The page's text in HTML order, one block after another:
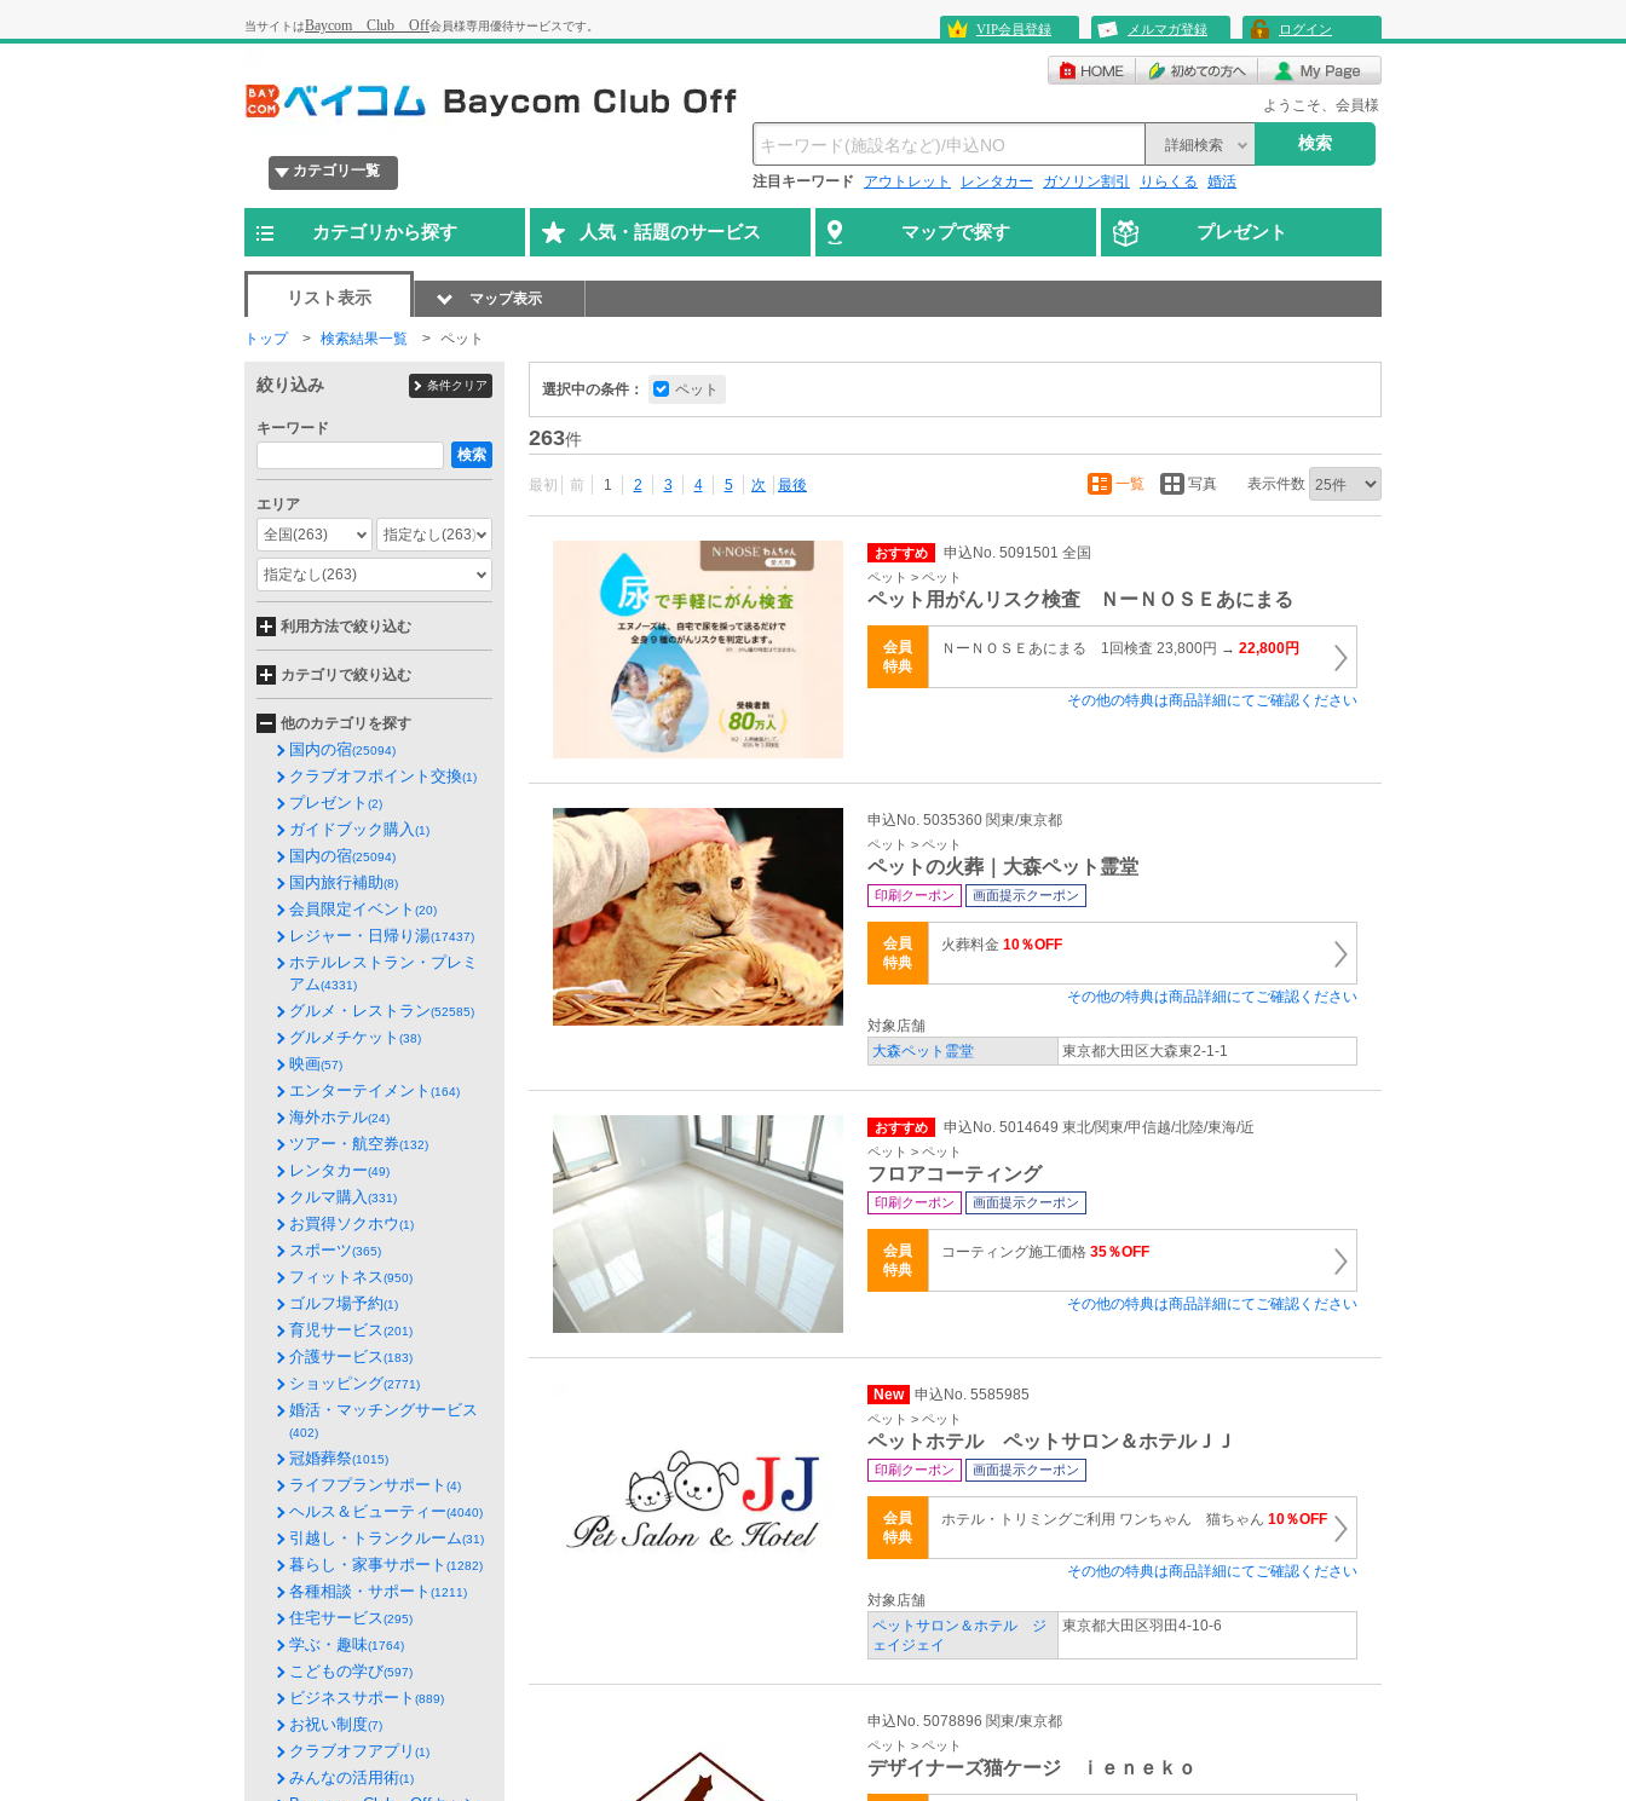
当サイトはBaycom Club Off会員様専用優待サービスです。 VIP会員登録 メルマガ登録 ログイン
ようこそ、会員様
カテゴリ一覧
詳細検索 検索
注目キーワード アウトレット レンタカー ガソリン割引 りらくる 婚活
カテゴリから探す 人気・話題のサービス マップで探す プレゼント
リスト表示 マップ表示
トップ 検索結果一覧 ペット
選択中の条件： ペット
263件
最初 前 1 2 3 4 5 次 最後 一覧 写真 表示件数
おすすめ 申込No. 5091501 全国
ペット > ペット
ペット用がんリスク検査 ＮーＮＯＳＥあにまる
会員
特典
ＮーＮＯＳＥあにまる 1回検査 23,800円 → 22,800円
その他の特典は商品詳細にてご確認ください
申込No. 5035360 関東/東京都
ペット > ペット
ペットの火葬｜大森ペット霊堂
印刷クーポン 画面提示クーポン
会員
特典
火葬料金 10％OFF
その他の特典は商品詳細にてご確認ください
対象店舗
大森ペット霊堂
東京都大田区大森東2-1-1
おすすめ 申込No. 5014649 東北/関東/甲信越/北陸/東海/近
ペット > ペット
フロアコーティング
印刷クーポン 画面提示クーポン
会員
特典
コーティング施工価格 35％OFF
その他の特典は商品詳細にてご確認ください
New 申込No. 5585985
ペット > ペット
ペットホテル ペットサロン＆ホテルＪＪ
印刷クーポン 画面提示クーポン
会員
特典
ホテル・トリミングご利用 ワンちゃん 猫ちゃん 10％OFF
その他の特典は商品詳細にてご確認ください
対象店舗
ペットサロン＆ホテル ジ
ェイジェイ
東京都大田区羽田4-10-6
申込No. 5078896 関東/東京都
ペット > ペット
デザイナーズ猫ケージ ｉｅｎｅｋｏ
絞り込み 条件クリア
キーワード
検索
エリア
全国(263) 指定なし(263)
指定なし(263)
利用方法で絞り込む
カテゴリで絞り込む
他のカテゴリを探す
国内の宿(25094)
クラブオフポイント交換(1)
プレゼント (2)
ガイドブック購入(1)
国内の宿(25094)
国内旅行補助(8)
会員限定イベント (20)
レジャー・日帰り湯(17437)
ホテルレストラン・プレミ
アム(4331)
グルメ・レストラン(52585)
グルメチケット (38)
映画(57)
エンターテイメント (164)
海外ホテル(24)
ツアー・航空券(132)
レンタカー(49)
クルマ購入(331)
お買得ソクホウ(1)
スポーツ(365)
フィットネス(950)
ゴルフ場予約(1)
育児サービス(201)
介護サービス(183)
ショッピング(2771)
婚活・マッチングサービス
(402)
冠婚葬祭(1015)
ライフプランサポート (4)
ヘルス＆ビューティー(4040)
引越し・トランクルーム(31)
暮らし・家事サポート (1282)
各種相談・サポート (1211)
住宅サービス(295)
学ぶ・趣味(1764)
こどもの学び(597)
ビジネスサポート (889)
お祝い制度(7)
クラブオフアプリ (1)
みんなの活用術(1)